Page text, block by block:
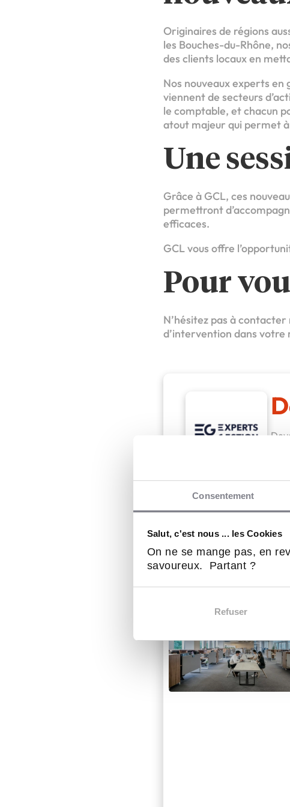
Consentement
Salut, c'est nous ... les Cookies
On ne se mange pas, en
savoureux. Partant ?
Refuser
Originaires de régions
les Bouches-du-Rhône,
des clients locaux en
Nos nouveaux experts
viennent de secteurs
le comptable, et chacun
atout majeur qui permet
Une
Grâce à GCL, ces
permettront
efficaces.
GCL vous offre
Pour
N’hésitez pas à
d’intervention dans votre
GCL Experts Gestion
D'autres